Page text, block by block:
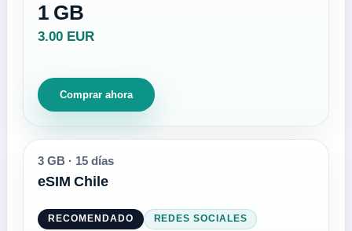
1 GB
3.00 EUR
Comprar ahora
3 GB · 15 días
eSIM Chile
RECOMENDADO REDES SOCIALES